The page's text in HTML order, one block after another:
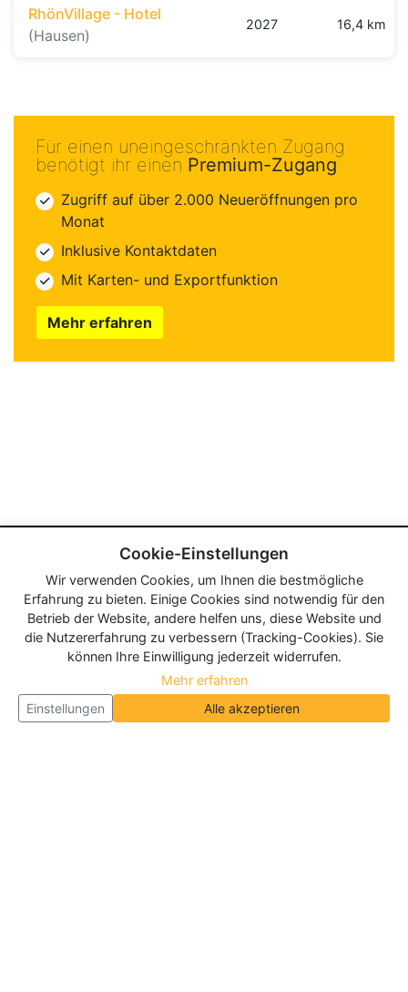
RhönVillage - Hotel
(Hausen)
2027 16,4 km
Für einen uneingeschränkten Zugang
benötigt ihr einen Premium-Zugang
Zugriff auf über 2.000 Neueröffnungen pro
Monat
Inklusive Kontaktdaten
Mit Karten- und Exportfunktion
Mehr erfahren
Cookie-Einstellungen
Wir verwenden Cookies, um Ihnen die bestmögliche
Erfahrung zu bieten. Einige Cookies sind notwendig für den
Betrieb der Website, andere helfen uns, diese Website und
die Nutzererfahrung zu verbessern (Tracking-Cookies). Sie
können Ihre Einwilligung jederzeit widerrufen.
Mehr erfahren
Einstellungen
Alle akzeptieren